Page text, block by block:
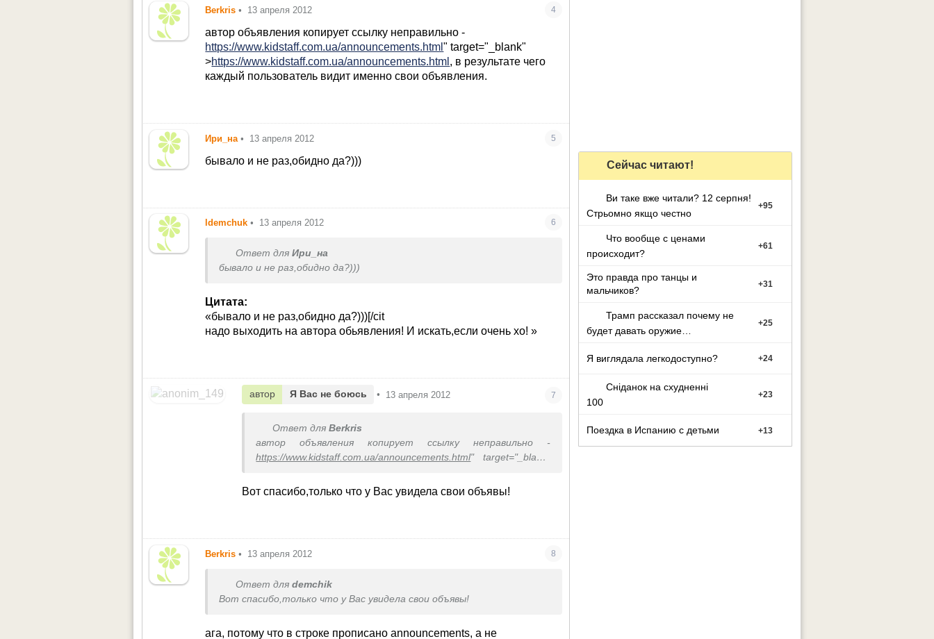
Berkris • 13 апреля 2012 4
автор объявления копирует ссылку неправильно -
https://www.kidstaff.com.ua/announcements.html" target="_blank"
>https://www.kidstaff.com.ua/announcements.html , в результате чего
каждый пользователь видит именно свои объявления.
Ири_на • 13 апреля 2012 5
бывало и не раз,обидно да?)))
ldemchuk • 13 апреля 2012 6
Ответ для Ири_на
бывало и не раз,обидно да?)))
Цитата:
бывало и не раз,обидно да?)))[/cit
надо выходить на автора обьявления! И искать,если очень хо!
автор Я Вас не боюсь • 13 апреля 2012 7
Ответ для Berkris
автор объявления копирует ссылку неправильно -
https://www.kidstaff.com.ua/announcements.html" target="_blank"
чего каждый пользователь видит именно свои объявления.
Вот спасибо,только что у Вас увидела свои объявы!
Berkris • 13 апреля 2012 8
Ответ для demchik
Вот спасибо,только что у Вас увидела свои объявы!
ага, потому что в строке прописано announcements, а не
Сейчас читают!
Ви таке вже читали? 12 серпня!
Стрьомно якщо честно
+95
Что вообще с ценами
происходит?
+61
Это правда про танцы и
мальчиков?
+31
Трамп рассказал почему не
будет давать оружие
+25
Я виглядала легкодоступно? +24
Сніданок на схудненні
100
+23
Поездка в Испанию с детьми +13